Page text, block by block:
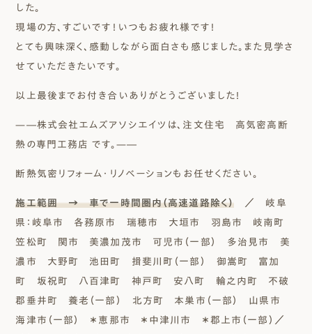
した。
現場の方、すごいです！いつもお疲れ様です！
とても興味深く、感動しながら面白さも感じました。また見学さ
せていただきたいです。
以上最後までお付き合いありがとうございました！
—―株式会社エムズアソシエイツは、注文住宅 高気密高断
熱の専門工務店 です。—―
断熱気密リフォーム・リノベーションもお任せください。
施工範囲 → 車で一時間圏内（高速道路除く） ／ 岐阜
県：岐阜市 各務原市 瑞穂市 大垣市 羽島市 岐南町
笠松町 関市 美濃加茂市 可児市（一部） 多治見市 美
濃市 大野町 池田町 揖斐川町（一部） 御嵩町 富加
町 坂祝町 八百津町 神戸町 安八町 輪之内町 不破
郡垂井町 養老（一部） 北方町 本巣市（一部） 山県市
海津市（一部） ＊恵那市 ＊中津川市 ＊郡上市（一部）／